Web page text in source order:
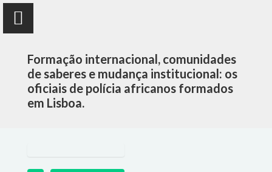
Formação internacional, comunidades
de saberes e mudança institucional: os
oficiais de polícia africanos formados
em Lisboa.